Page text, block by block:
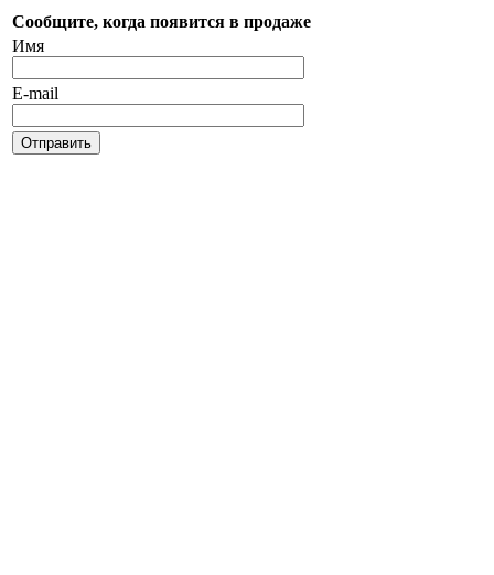
Сообщите, когда появится в продаже
Имя
E-mail